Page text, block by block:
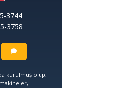
3744
3758
kurulmuş olup,
makineler,